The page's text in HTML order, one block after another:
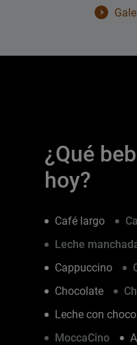
¿Qué
hoy?
Café largo
Leche
Cappuccino
Chocolate
Leche con
MoccaCino